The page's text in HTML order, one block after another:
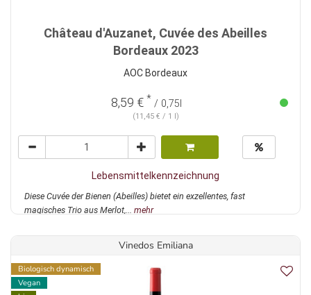
Château d'Auzanet, Cuvée des Abeilles
Bordeaux 2023
AOC Bordeaux
8,59 € * / 0,75l
(11,45 € / 1 l)
Lebensmittelkennzeichnung
Diese Cuvée der Bienen (Abeilles) bietet ein exzellentes, fast
magisches Trio aus Merlot,... mehr
Vinedos Emiliana
Biologisch dynamisch
Vegan